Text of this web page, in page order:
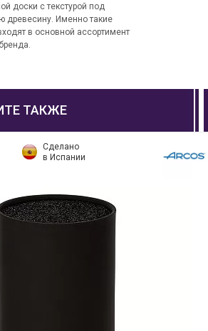
доски с текстурой под
древесину. Именно такие
в основной ассортимент
ТАКЖЕ
Сделано
в Испании